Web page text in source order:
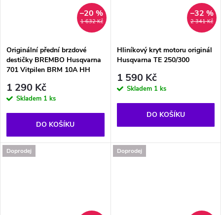
1 632 Kč
–20 %
Originální přední brzdové
destičky BREMBO Husqvarna
701 Vitpilen BRM 10A HH
1 290 Kč
Skladem 1 ks
DO KOŠÍKU
2 341 Kč
–32 %
Hliníkový kryt motoru originál
Husqvarna TE 250/300
1 590 Kč
Skladem 1 ks
DO KOŠÍKU
Doprodej Doprodej